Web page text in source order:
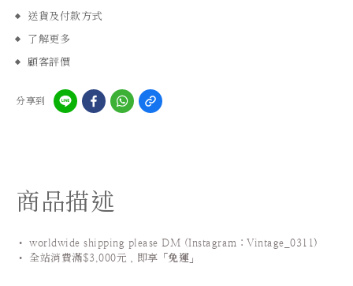
送貨及付款方式
了解更多
顧客評價
分享到
商品描述
• worldwide shipping please DM (Instagram：Vintage_0311)
• 全站消費滿$3,000元，即享「 免運 」